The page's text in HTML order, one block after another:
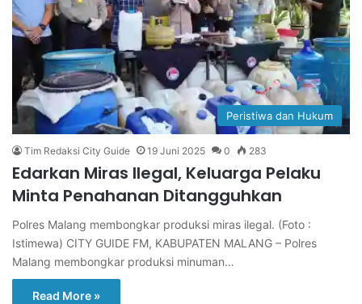
Peristiwa dan Hukum
Tim Redaksi City Guide 19 Juni 2025 0 283
Edarkan Miras Ilegal, Keluarga Pelaku
Minta Penahanan Ditangguhkan
Polres Malang membongkar produksi miras ilegal. (Foto :
Istimewa) CITY GUIDE FM, KABUPATEN MALANG – Polres
Malang membongkar produksi minuman…
Read More »